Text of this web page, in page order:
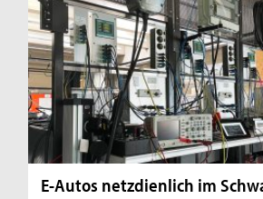
E-Autos netzdienlich im